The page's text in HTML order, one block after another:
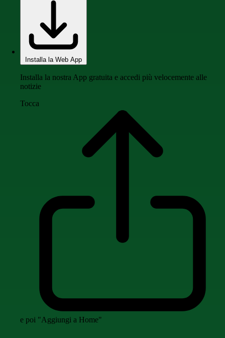
Installa la Web App
Installa la nostra App gratuita e accedi più velocemente alle
notizie
Tocca
e poi "Aggiungi a Home"